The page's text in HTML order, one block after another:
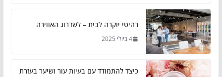
רהיטי יוקרה לבית – לשדרוג האווירה
4 ביולי 2025
כיצד להתמודד עם בעיות עור ושיער בעזרת